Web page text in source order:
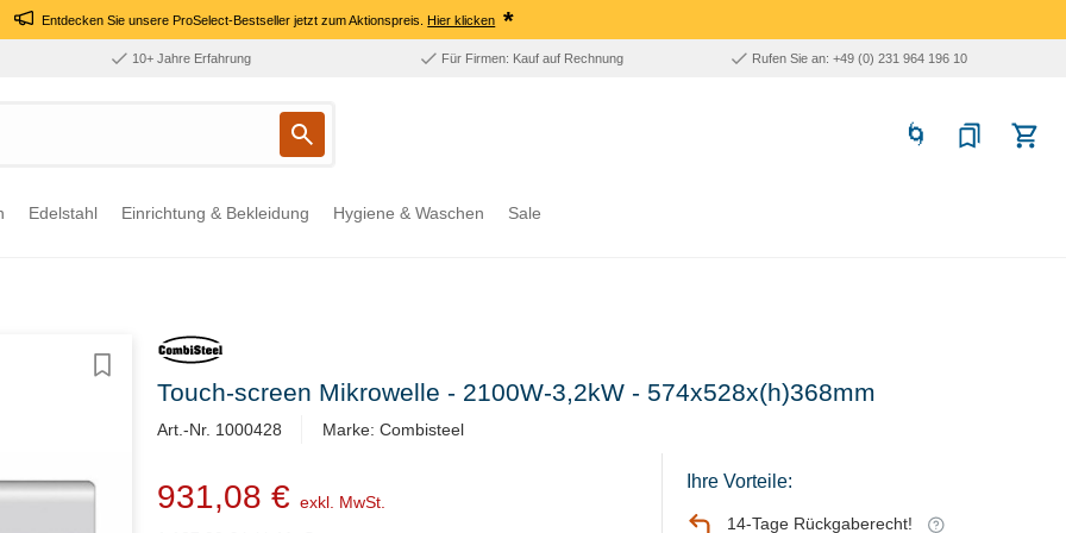
Entdecken Sie unsere ProSelect-Bestseller jetzt zum Aktionspreis.Hier klicken *
10+ Jahre Erfahrung Für Firmen: Kauf auf Rechnung Rufen Sie an: +49 (0) 231 964 196 10
Edelstahl Einrichtung & Bekleidung Hygiene & Waschen Sale
Touch-screen Mikrowelle - 2100W-3,2kW - 574x528x(h)368mm
Art.-Nr. 1000428 Marke: Combisteel
931,08 € exkl. MwSt.
Ihre Vorteile:
14-Tage Rückgaberecht!